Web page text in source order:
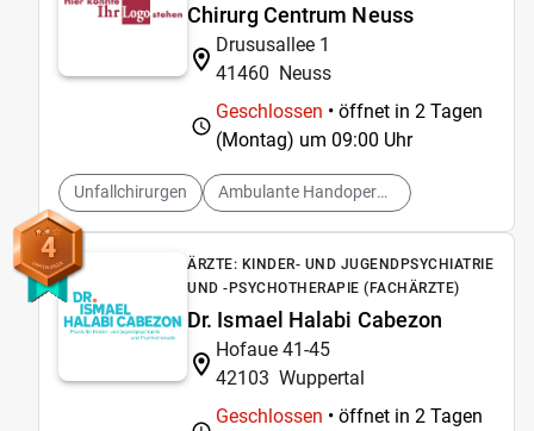
Chirurg Centrum Neuss
Drususallee 1
41460 Neuss
Geschlossen • öffnet in 2 Tagen
(Montag) um 09:00 Uhr
Unfallchirurgen Ambulante Handoperationen
4
ÄRZTE: KINDER- UND JUGENDPSYCHIATRIE
UND -PSYCHOTHERAPIE (FACHÄRZTE)
Dr. Ismael Halabi Cabezon
Hofaue 41-45
42103 Wuppertal
Geschlossen • öffnet in 2 Tagen